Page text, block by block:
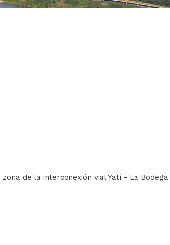
de la interconexión vial Yatí - La Bodega